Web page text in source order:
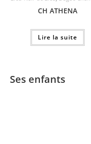
CH ATHENA
Lire la suite
Ses enfants